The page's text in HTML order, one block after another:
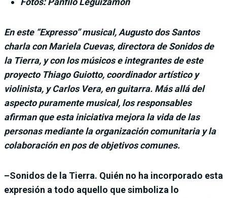
En este “Expresso” musical, Augusto dos Santos
charla con Mariela Cuevas, directora de Sonidos de
la Tierra, y con los músicos e integrantes de este
proyecto Thiago Guiotto, coordinador artístico y
violinista, y Carlos Vera, en guitarra. Más allá del
aspecto puramente musical, los responsables
afirman que esta iniciativa mejora la vida de las
personas mediante la organización comunitaria y la
colaboración en pos de objetivos comunes.
–Sonidos de la Tierra. Quién no ha incorporado esta
expresión a todo aquello que simboliza lo